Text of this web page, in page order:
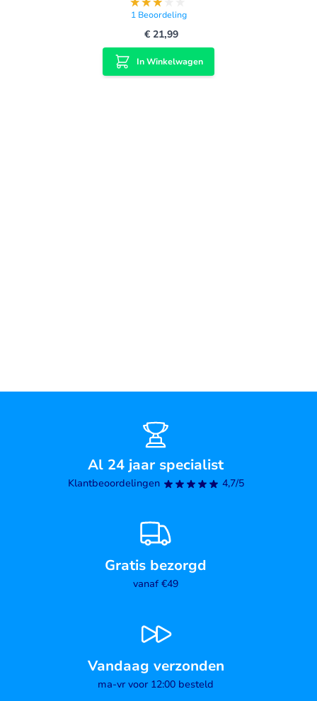
1 Beoordeling
€ 21,99
In Winkelwagen
Al 24 jaar specialist
Klantbeoordelingen 4,7/5
Gratis bezorgd
vanaf €49
Vandaag verzonden
ma-vr voor 12:00 besteld